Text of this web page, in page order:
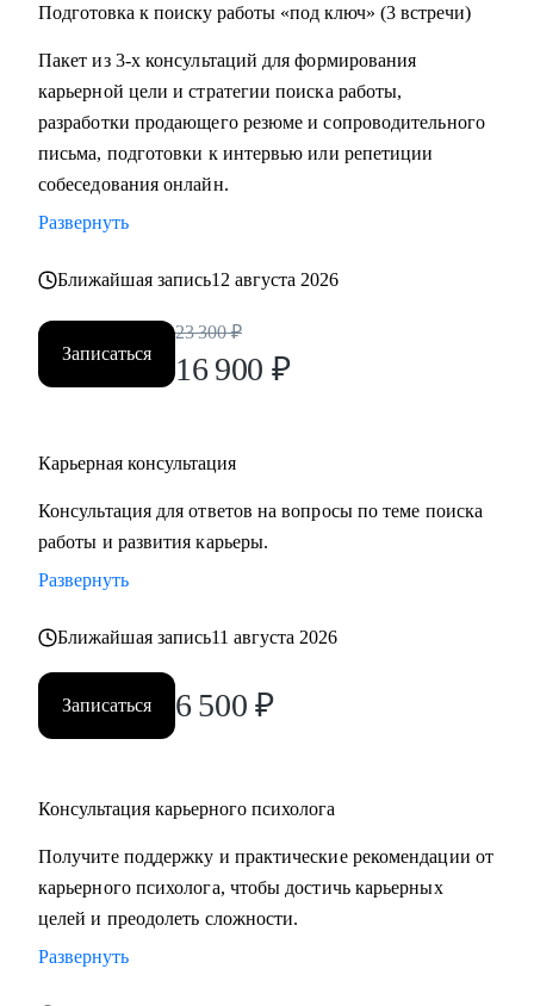
Подготовка к поиску работы «под ключ» (3 встречи)
Пакет из 3-х консультаций для формирования
карьерной цели и стратегии поиска работы,
разработки продающего резюме и сопроводительного
письма, подготовки к интервью или репетиции
собеседования онлайн.
Развернуть
Ближайшая запись12 августа 2026
Записаться
23 300 ₽
16 900 ₽
Карьерная консультация
Консультация для ответов на вопросы по теме поиска
работы и развития карьеры.
Развернуть
Ближайшая запись11 августа 2026
Записаться 6 500 ₽
Консультация карьерного психолога
Получите поддержку и практические рекомендации от
карьерного психолога, чтобы достичь карьерных
целей и преодолеть сложности.
Развернуть